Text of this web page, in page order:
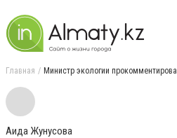
Главная Министр экологии
Аида Жунусова